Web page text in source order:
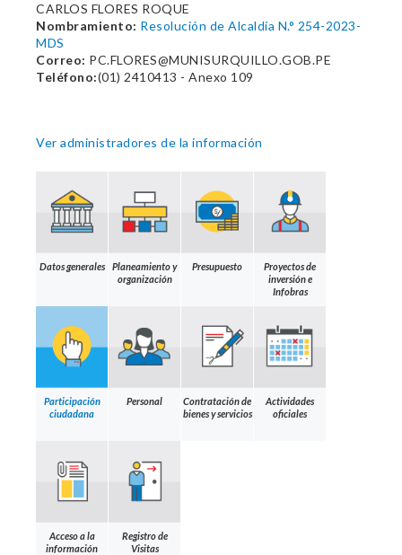
CARLOS FLORES ROQUE
Nombramiento: Resolución de Alcaldía N.° 254-2023-
MDS
Correo: PC.FLORES@MUNISURQUILLO.GOB.PE
Teléfono:(01) 2410413 - Anexo 109
Ver administradores de la información
Datos generales
Planeamiento y
organización
Presupuesto
Proyectos de
inversión e
Infobras
Participación
ciudadana
Personal
Contratación de
bienes y servicios
Actividades
oficiales
Acceso a la
información
Registro de
Visitas